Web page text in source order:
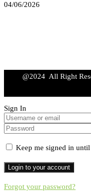
04/06/2026
@2024 All Right
Sign In
Keep me signed in
Forgot your password?